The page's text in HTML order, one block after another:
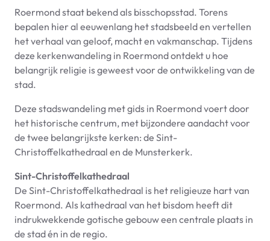
Roermond staat bekend als bisschopsstad. Torens
bepalen hier al eeuwenlang het stadsbeeld en vertellen
het verhaal van geloof, macht en vakmanschap. Tijdens
deze kerkenwandeling in Roermond ontdekt u hoe
belangrijk religie is geweest voor de ontwikkeling van de
stad.
Deze stadswandeling met gids in Roermond voert door
het historische centrum, met bijzondere aandacht voor
de twee belangrijkste kerken: de Sint-
Christoffelkathedraal en de Munsterkerk.
Sint-Christoffelkathedraal
De Sint-Christoffelkathedraal is het religieuze hart van
Roermond. Als kathedraal van het bisdom heeft dit
indrukwekkende gotische gebouw een centrale plaats in
de stad én in de regio.